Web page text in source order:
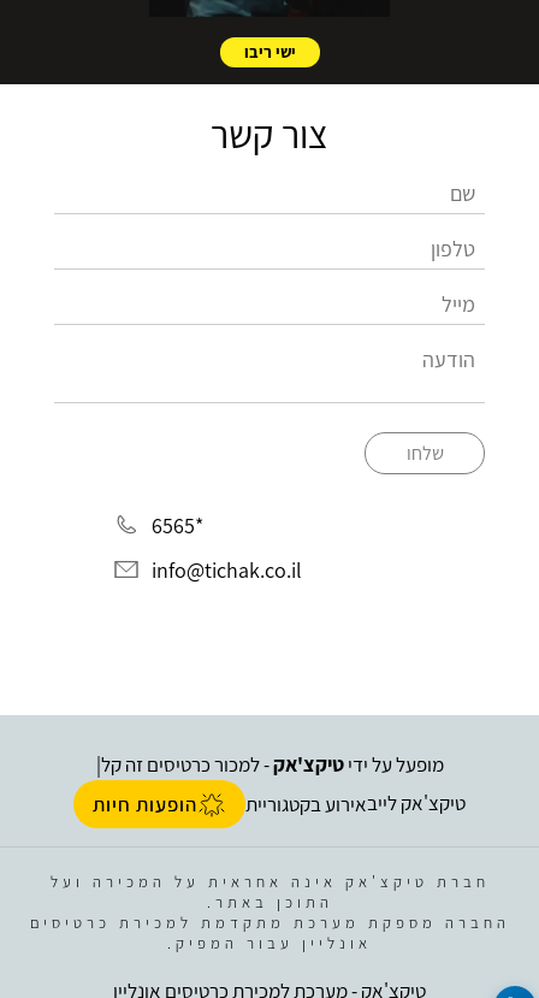
ישי ריבו
צור קשר
שלחו
*6565
info@tichak.co.il
מופעל על ידיטיקצ'אק- למכור כרטיסים זה קל
טיקצ'אק לייבאירוע בקטגוריית הופעות חיות
חברת טיקצ'אק אינה אחראית על המכירה ועל
התוכן באתר.
החברה מספקת מערכת מתקדמת למכירת כרטיסים
אונליין עבור המפיק.
טיקצ'אק - מערכת למכירת כרטיסים אונליין